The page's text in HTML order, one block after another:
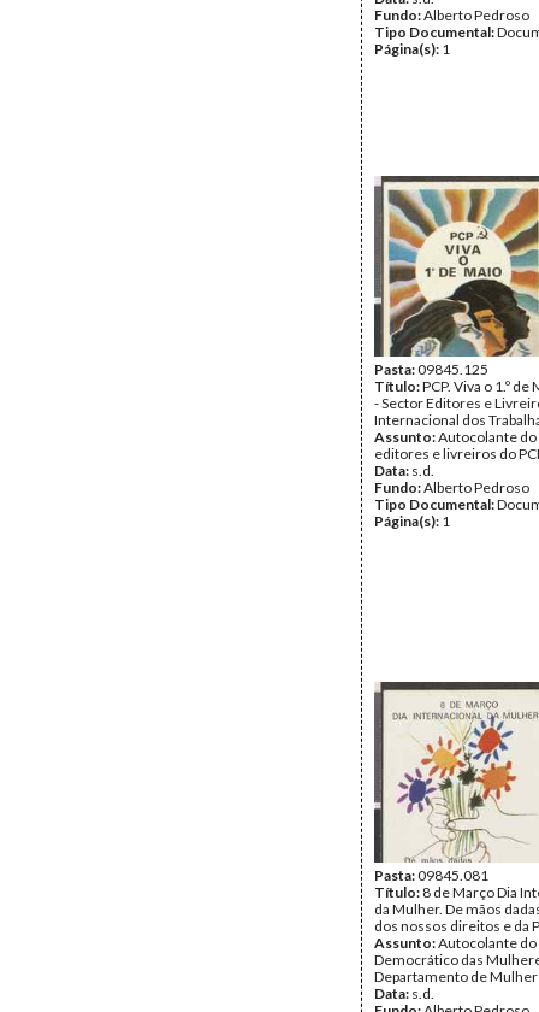
Fundo:Alberto Pedroso
Tipo Documental:
Página(s): 1
Pasta:09845.125
Título:PCP. Viva o 1.º de
- Sector Editores e
Internacional dos
Assunto:Autocolante
editores e livreiros do
Data: s.d.
Fundo:Alberto Pedroso
Tipo Documental:
Página(s): 1
Pasta:09845.081
Título: 8 de Março Dia
da Mulher. De mãos
dos nossos direitos e da
Assunto:Autocolante
Democrático das
Departamento de
Data: s.d.